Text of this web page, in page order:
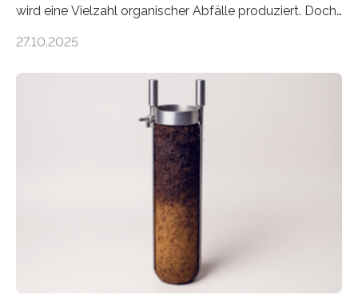
wird eine Vielzahl organischer Abfälle produziert. Doch
Potenzial nur dann entfalten können, wenn sie in
Veränderung der Wirtschaft wichtig ist, zeigt der vom
Deutschen Biomasseforschungszentrum und der
Stadtreinigung Leipzig konzipierte und am 24. Oktober
2025 offiziell eingeweihte Stadtrundgang „KreisLauf“. Er
ist ab sofort im Leipziger Stadtgebiet…
27.10.2025